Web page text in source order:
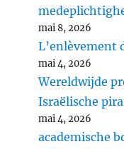
mai 8, 2026
L’enlèvement
mai 4, 2026
Wereldwijde
Israëlische
mai 4, 2026
academische